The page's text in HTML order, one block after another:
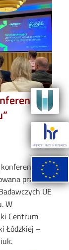
przez
UE
W
Centrum
Łódzkiej –
Image
Image
Image